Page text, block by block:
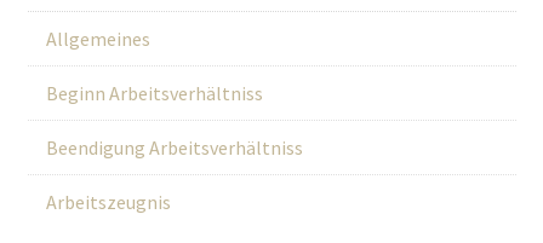
Allgemeines
Beginn Arbeitsverhältniss
Beendigung Arbeitsverhältniss
Arbeitszeugnis